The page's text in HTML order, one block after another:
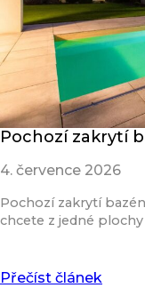
Pochozí zakrytí
4. července 2026
Pochozí zakrytí
chcete z jedné
Přečíst článek